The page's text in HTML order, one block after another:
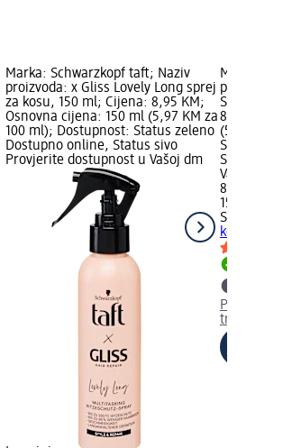
Marka: Schwarzkopf taft; Naziv
proizvoda: x Gliss Lovely Long sprej
za kosu, 150 ml; Cijena: 8,95 KM;
Osnovna cijena: 150 ml (5,97 KM za
100 ml); Dostupnost: Status zeleno
Dostupno online, Status sivo
Provjerite dostupnost u Vašoj dm
Marka:
proizvoda:
Silky
8,95 KM;
(5,97 KM
Status
Status sivo
Vašoj dm
8,95 KM
150 ml
kosu Silky
Provjerite
trgovini